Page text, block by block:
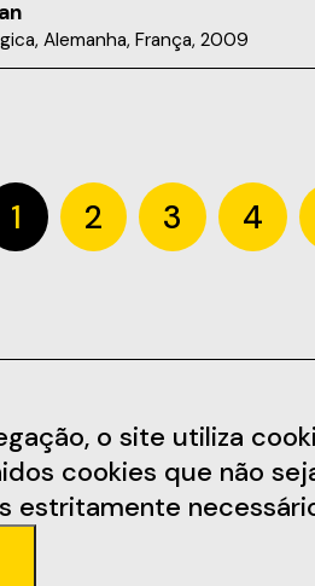
Alemanha, França, 2009
1 2 3 4
o site utiliza
cookies que não
estritamente
Informações
Termos e Condições
Política de Privacidade